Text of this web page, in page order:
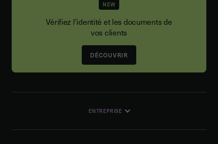
NEW
Vérifiez l'identité et les documents de
vos clients
DÉCOUVRIR
ENTREPRISE